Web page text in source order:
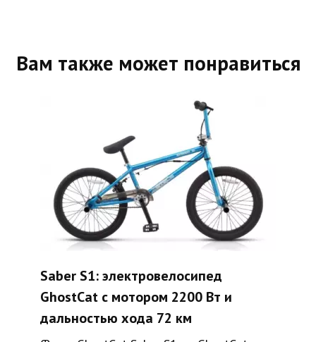
Вам также может понравиться
Saber S1: электровелосипед
GhostCat с мотором 2200 Вт и
дальностью хода 72 км